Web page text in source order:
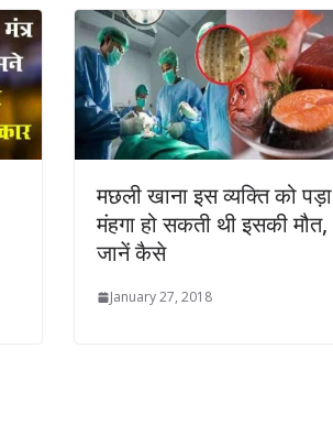
मछली खाना इस व्‍यक्ति को पड़ा
मंहगा हो सकती थी इसकी मौत,
जानें कैसे
January 27, 2018